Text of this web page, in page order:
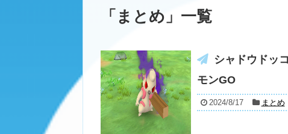
「 まとめ 」 一覧
シャドウドッ
モンGO
2024/8/17 まとめ